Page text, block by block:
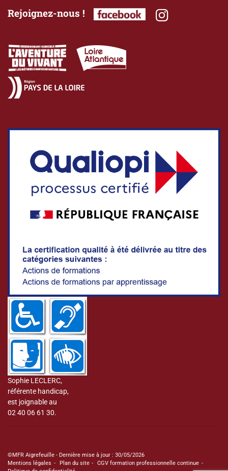
Rejoignez-nous !
Sophie LECLERC,
référente handicap,
est joignable au
02 40 06 61 30.
©MFR Aigrefeuille - Dernière mise à jour : 30/05/2026
Mentions légales
Plan du site
CGV formation professionnelle continue